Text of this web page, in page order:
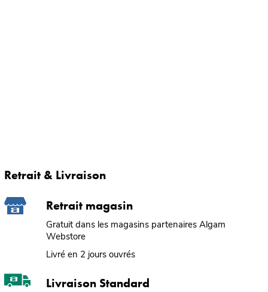
Retrait & Livraison
Retrait magasin
Gratuit dans les magasins partenaires Algam
Webstore
Livré en 2 jours ouvrés
Livraison Standard